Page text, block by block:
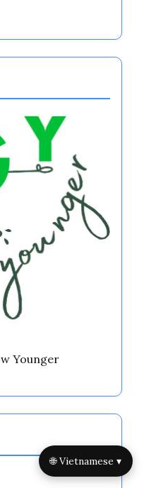
Younger
Cho Phụ Nữ: Làm
🌐 Vietnamese ▾